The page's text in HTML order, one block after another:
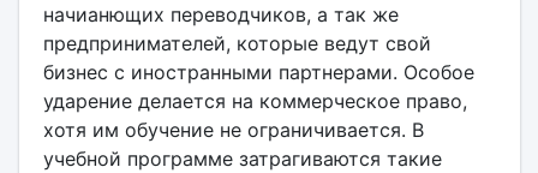
начианющих переводчиков, а так же
предпринимателей, которые ведут свой
бизнес с иностранными партнерами. Особое
ударение делается на коммерческое право,
хотя им обучение не ограничивается. В
учебной программе затрагиваются такие